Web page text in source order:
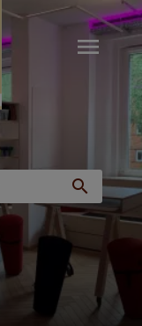
search
menu